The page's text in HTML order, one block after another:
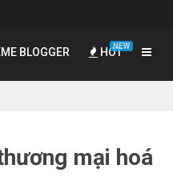
BLOGGER HOTNEW
mại hoá